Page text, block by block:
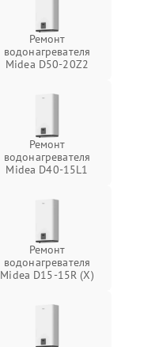
Ремонт
водонагревателя
Midea D50-20Z2
Ремонт
водонагревателя
Midea D40-15L1
Ремонт
водонагревателя
Midea D15-15R (X)